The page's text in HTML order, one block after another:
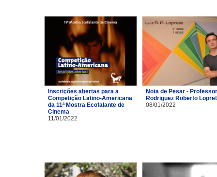
Inscrições abertas para a
Competição Latino-Americana
da 11ª Mostra Ecofalante de
Cinema
11/01/2022
Nota de Pesar -
Rodriguez Roberto
08/01/2022